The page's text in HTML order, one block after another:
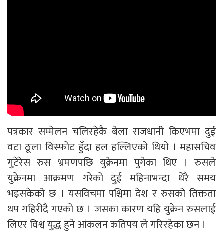
पत्रकार सम्मेलन चलिरहेकै बेला राजधानी किएभमा दुई
वटा ठूला विस्फोट हुँदा हल हल्लिएको थियो । महासचिव
गुटेरेस रुस भ्रमणपछि युक्रेनमा पुगेका थिए । रुसले
युक्रेनमा आक्रमण गरेको दुई महिनाभन्दा धेरै समय
भइसकेको छ । यसविचमा पश्चिमा देश र रुसको तिक्तता
थप गहिरीदै गएको छ । जसका कारण यहि युक्रेन रुसलाई
लिएर विश्व युद्ध हुने आंकलन कतिपय ले गरिरहेका छन ।